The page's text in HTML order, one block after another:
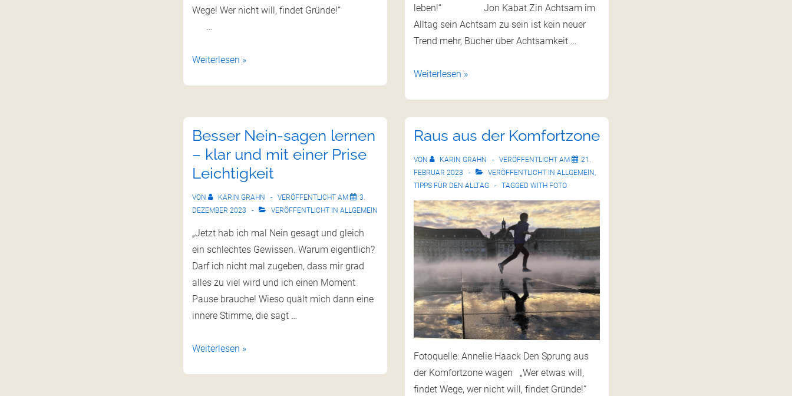
Wege! Wer nicht will, findet Gründe!“
…
Weiterlesen »
leben!“ Jon Kabat Zin Achtsam im
Alltag sein Achtsam zu sein ist kein neuer
Trend mehr, Bücher über Achtsamkeit …
Weiterlesen »
Besser Nein-sagen lernen
– klar und mit einer Prise
Leichtigkeit
VON KARIN GRAHN VERÖFFENTLICHT AM
3.
DEZEMBER 2023
VERÖFFENTLICHT IN ALLGEMEIN
„Jetzt hab ich mal Nein gesagt und gleich
ein schlechtes Gewissen. Warum eigentlich?
Darf ich nicht mal zugeben, dass mir grad
alles zu viel wird und ich einen Moment
Pause brauche! Wieso quält mich dann eine
innere Stimme, die sagt …
Weiterlesen »
Raus aus der Komfortzone
VON KARIN GRAHN VERÖFFENTLICHT AM
21.
FEBRUAR 2023
VERÖFFENTLICHT IN ALLGEMEIN,
TIPPS FÜR DEN ALLTAG
TAGGED WITH FOTO
Fotoquelle: Annelie Haack Den Sprung aus
der Komfortzone wagen „Wer etwas will,
findet Wege, wer nicht will, findet Gründe!“